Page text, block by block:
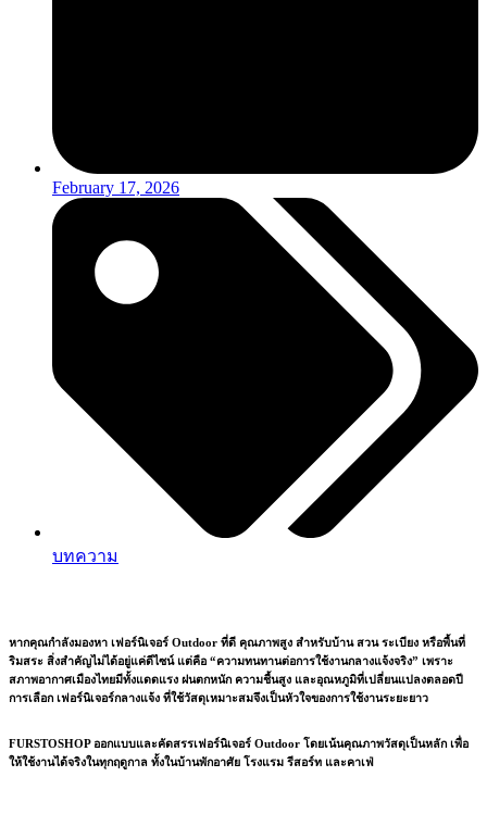
February 17, 2026
บทความ
หากคุณกำลังมองหา เฟอร์นิเจอร์ Outdoor ที่ดี คุณภาพสูง สำหรับบ้าน สวน ระเบียง หรือพื้นที่
ริมสระ สิ่งสำคัญไม่ได้อยู่แค่ดีไซน์ แต่คือ “ความทนทานต่อการใช้งานกลางแจ้งจริง” เพราะ
สภาพอากาศเมืองไทยมีทั้งแดดแรง ฝนตกหนัก ความชื้นสูง และอุณหภูมิที่เปลี่ยนแปลงตลอดปี
การเลือก เฟอร์นิเจอร์กลางแจ้ง ที่ใช้วัสดุเหมาะสมจึงเป็นหัวใจของการใช้งานระยะยาว
FURSTOSHOPออกแบบและคัดสรรเฟอร์นิเจอร์ Outdoor โดยเน้นคุณภาพวัสดุเป็นหลัก เพื่อ
ให้ใช้งานได้จริงในทุกฤดูกาล ทั้งในบ้านพักอาศัย โรงแรม รีสอร์ท และคาเฟ่